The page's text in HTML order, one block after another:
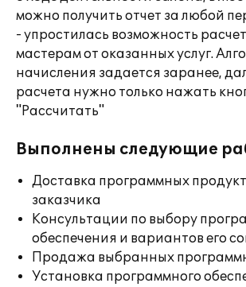
можно получить отчет за любой
- упростилась возможность
мастерам от оказанных услуг.
начисления задается заранее,
расчета нужно только нажать
"Рассчитать"
Выполнены следующие
Доставка программных
заказчика
Консультации по выбору
обеспечения и вариантов его
Продажа выбранных
Установка программного